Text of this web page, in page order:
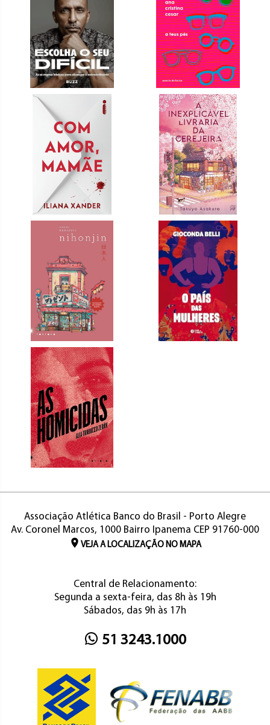
Associação Atlética Banco do Brasil - Porto Alegre
Av. Coronel Marcos, 1000 Bairro Ipanema CEP 91760-000
VEJA A LOCALIZAÇÃO NO MAPA
Central de Relacionamento:
Segunda a sexta-feira, das 8h às 19h
Sábados, das 9h às 17h
51 3243.1000